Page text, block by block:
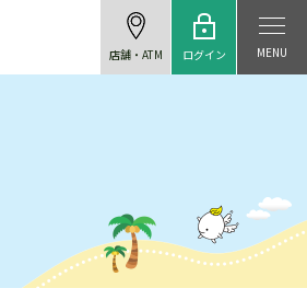
店舗・ATM ログイン MENU